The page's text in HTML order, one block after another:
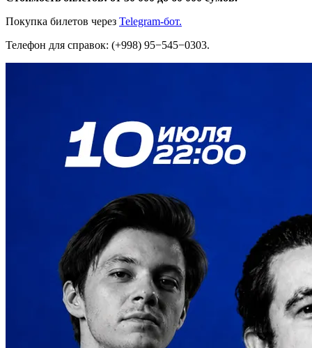
Покупка билетов через Telegram-бот.
Телефон для справок: (+998) 95−545−0303.